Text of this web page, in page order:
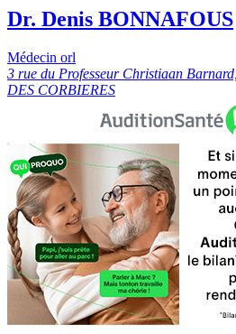
Dr. Denis BONNAFOUS
Médecin orl
3 rue du Professeur Christiaan
DES CORBIERES